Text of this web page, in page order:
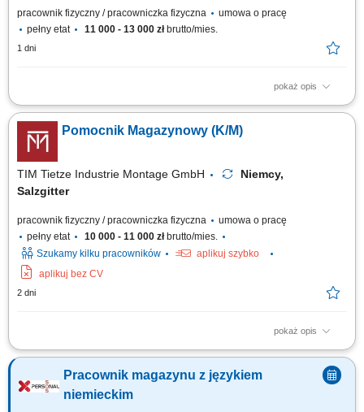
pracownik fizyczny / pracowniczka fizyczna
umowa o pracę
pełny etat
11 000 - 13 000 złbrutto/mies.
1 dni
pokaż opis
Zakres zadań: Realizacja zamówień (Order Picker) na dziale owoców i
warzyw; Praca z systemem słuchawkowym w języku polskim; Układanie
towaru i kontrola jego jakości; Drobne i proste prace pomocnicze w
magazynie;
Pomocnik Magazynowy (K/M)
TIM Tietze Industrie Montage GmbH
Niemcy,
Salzgitter
pracownik fizyczny / pracowniczka fizyczna
umowa o pracę
pełny etat
10 000 - 11 000 złbrutto/mies.
Szukamy kilku pracowników
aplikuj szybko
aplikuj bez CV
2 dni
pokaż opis
Zadania: Przepakowywanie towarów zgodnie z obowiązującymi
zamówień magazynowych; Kontrola jakości pakowanych produktów;
Utrzymywanie porządku i czystości na stanowisku pracy; Wykonywanie
Pracownik magazynu z językiem
niemieckim